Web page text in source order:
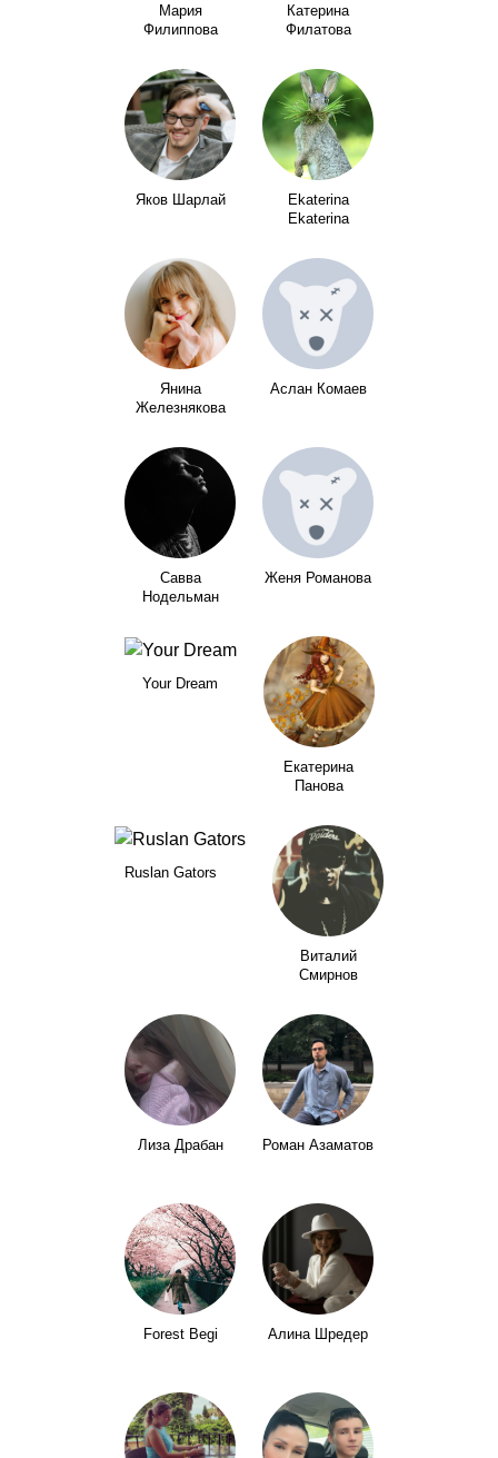
Мария
Филиппова
Катерина
Филатова
Яков Шарлай
Ekaterina
Ekaterina
Янина
Железнякова
Аслан Комаев
Савва
Нодельман
Женя Романова
Your Dream
Екатерина
Панова
Ruslan Gators
Виталий
Смирнов
Лиза Драбан Роман Азаматов
Forest Begi Алина Шредер